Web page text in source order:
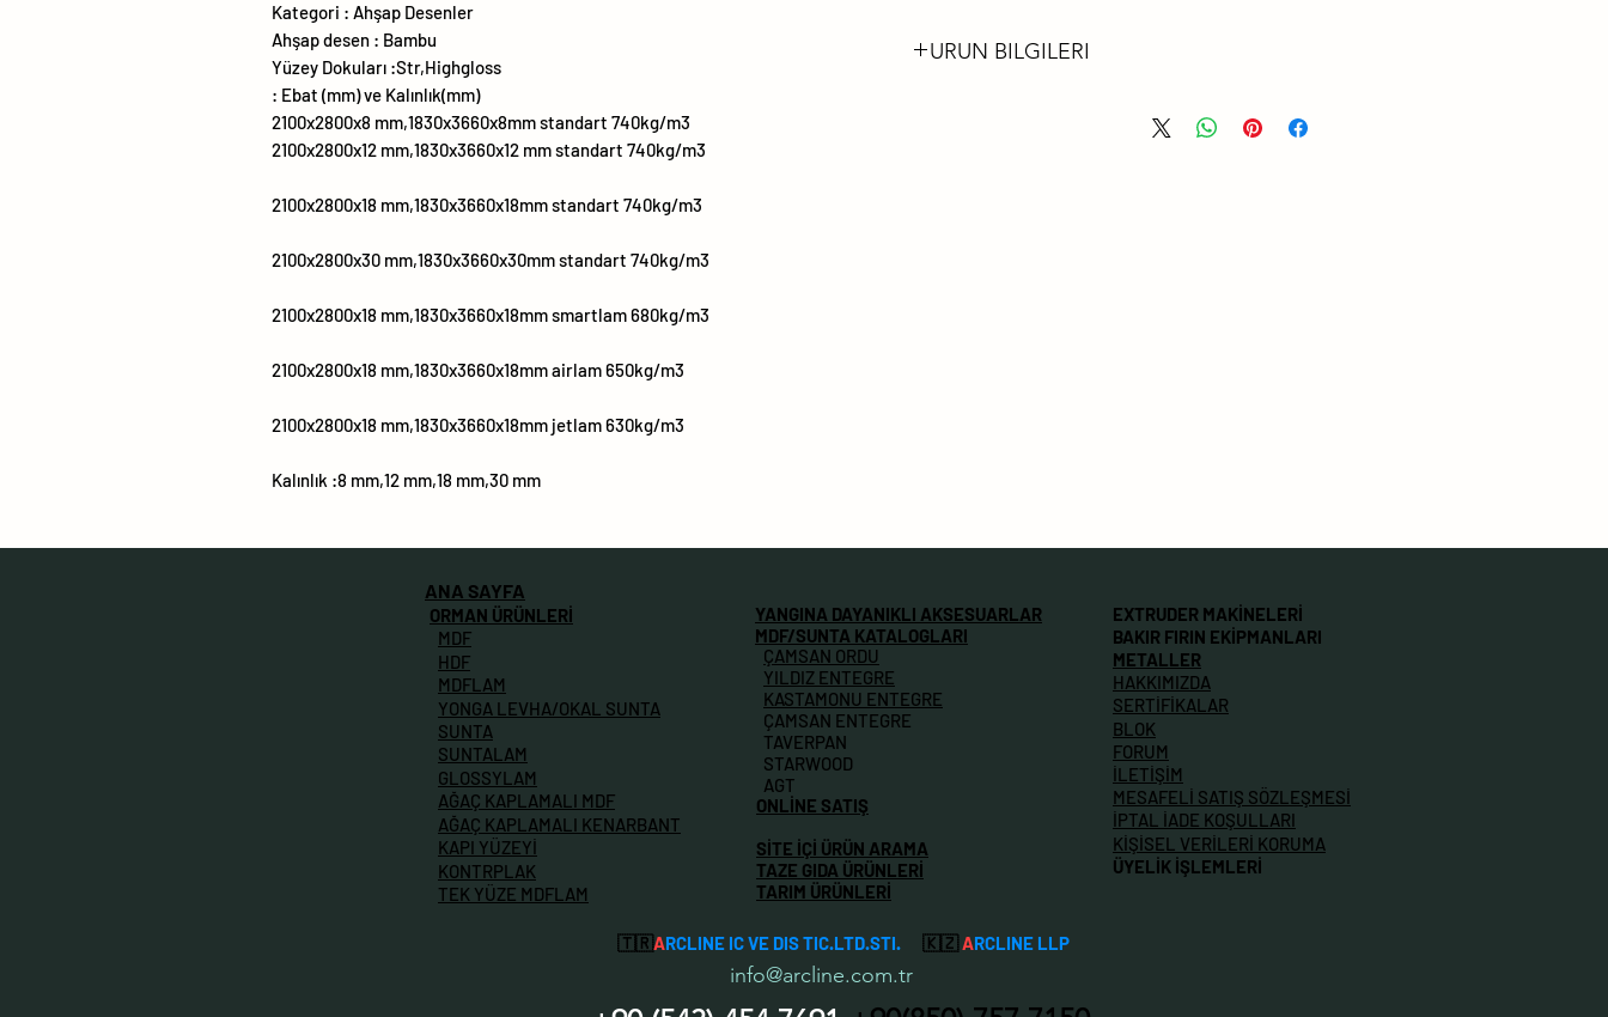
Kategori : Ahşap Desenler
Ahşap desen : Bambu
Yüzey Dokuları :Str,Highgloss
Ebat (mm) ve Kalınlık(mm) :
2100x2800x8 mm,1830x3660x8mm standart 740kg/m3
2100x2800x12 mm,1830x3660x12 mm standart 740kg/m3
2100x2800x18 mm,1830x3660x18mm standart 740kg/m3
2100x2800x30 mm,1830x3660x30mm standart 740kg/m3
2100x2800x18 mm,1830x3660x18mm smartlam 680kg/m3
2100x2800x18 mm,1830x3660x18mm airlam 650kg/m3
2100x2800x18 mm,1830x3660x18mm jetlam 630kg/m3
Kalınlık :8 mm,12 mm,18 mm,30 mm
URUN BILGILERI
LÜTFEN FSC® SERTİFİKALI
ANA SAYFA
ORMAN ÜRÜNLERİ
MDF
MDFLAM
HDF
YONGA LEVHA/OKAL SUNTA
SUNTA
SUNTALAM
GLOSSYLAM
AĞAÇ KAPLAMALI MDF
AĞAÇ KAPLAMALI KENARBANT
KAPI YÜZEYİ
KONTRPLAK
TEK YÜZE MDFLAM
YANGINA DAYANIKLI AKSESUARLAR
MDF/SUNTA KATALOGLARI
ÇAMSAN ORDU
KASTAMONU ENTEGRE
YILDIZ ENTEGRE
ÇAMSAN ENTEGRE
TAVERPAN
STARWOOD
AGT
ONLİNE SATIŞ
SİTE İÇİ ÜRÜN ARAMA
TAZE GIDA ÜRÜNLERİ
TARIM ÜRÜNLERİ
EXTRUDER MAKİNELERİ
SERTİFİKALAR
BAKIR FIRIN EKİPMANLARI
HAKKIMIZDA
BLOK
METALLER
FORUM
İLETİŞİM
MESAFELİ SATIŞ SÖZLEŞMESİ
İPTAL İADE KOŞULLARI
KİŞİSEL VERİLERİ KORUMA
ÜYELİK İŞLEMLERİ
🇹🇷ARCLINE IC VE DIS TIC.LTD.STI. 🇰🇿 ARCLINE LLP
info@arcline.com.tr